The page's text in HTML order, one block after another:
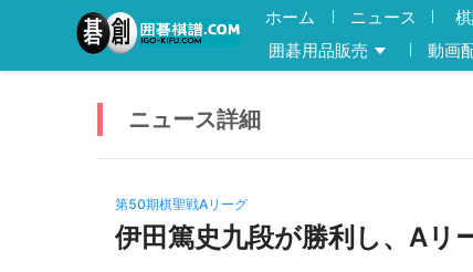
ホーム ニュース
囲碁用品販売
動画
ニュース詳細
第50期棋聖戦Aリーグ
伊田篤史九段が勝利し、Aリ